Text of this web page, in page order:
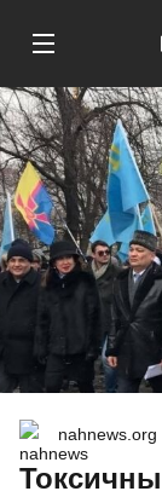
nahnews.org